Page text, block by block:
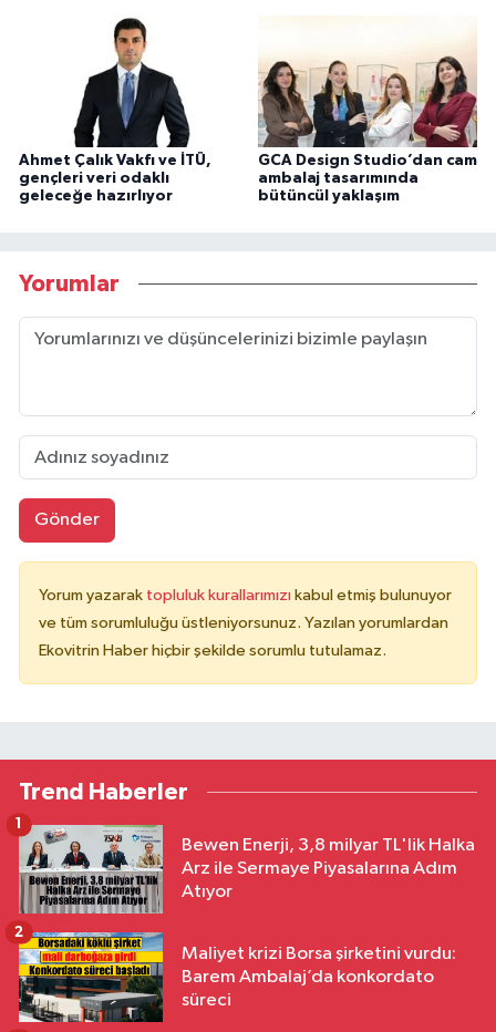
Ahmet Çalık Vakfı ve İTÜ,
gençleri veri odaklı
geleceğe hazırlıyor
GCA Design Studio’dan cam
ambalaj tasarımında
bütüncül yaklaşım
Yorumlar
Gönder
Yorum yazarak topluluk kurallarımızı kabul etmiş bulunuyor
ve tüm sorumluluğu üstleniyorsunuz. Yazılan yorumlardan
Ekovitrin Haber hiçbir şekilde sorumlu tutulamaz.
Trend Haberler
Bewen Enerji, 3,8 milyar TL'lik Halka
Arz ile Sermaye Piyasalarına Adım
Atıyor
1
Maliyet krizi Borsa şirketini vurdu:
Barem Ambalaj’da konkordato
süreci
2